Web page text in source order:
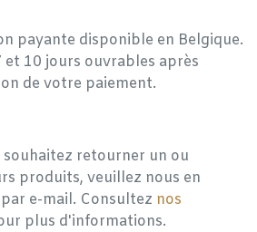
payante disponible en Belgique.
et 10 jours ouvrables après
de votre paiement.
souhaitez retourner un ou
produits, veuillez nous en
e-mail. Consultez nos
plus d'informations.